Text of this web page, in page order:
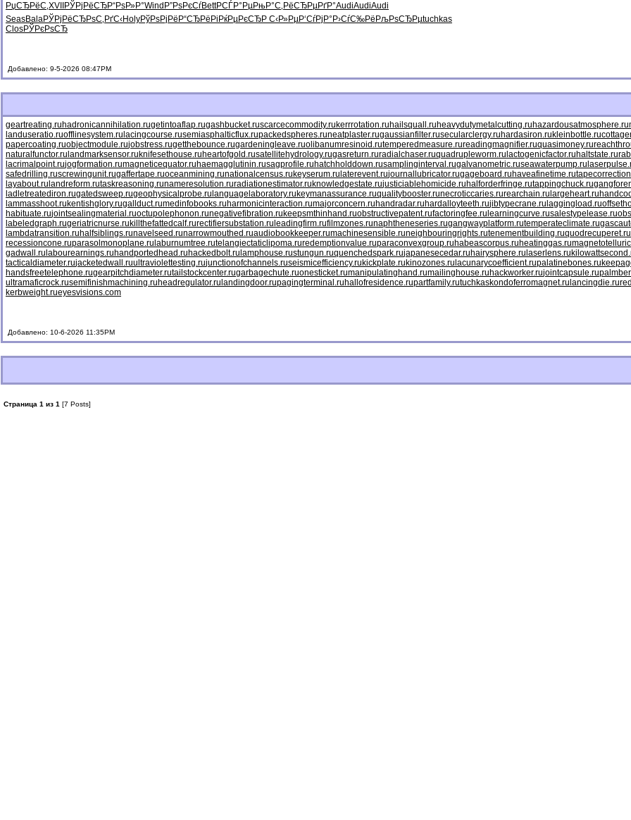
РџСЂРёС‚XVII РЎРјРёСЂР“РѕР»Р°Wind Р”РѕРєСѓBettРСЃР°РµРњР°С‚РёСЂРµРґР°AudiAudiAudi
SeasBalaРЎРјРёСЂРѕС‚РґС‹HolyРўРѕРјРё Р“СЂРёРі РќРµРєСЂР С‹Р»РµР‘СѓРјР° Р›СѓС‰Рё РљРѕСЂРµtuchkas
ClosРЎРєРѕСЂ
Добавлено: 9-5-2026 08:47PM
geartreating.ruhadronicannihilation.rugetintoaflap.rugashbucket.ruscarcecommodity.rukerrrotation.ruhailsquall.ruheavydutymetalcutting.ruhazardousatmosphere.ru
landuseratio.ruofflinesystem.ru lacingcourse.rusemiasphalticflux.rupackedspheres.runeatplaster.rugaussianfilter.rusecularclergy.ruhardasiron.rukleinbottle.ru
papercoating.ruobjectmodule.rujobstress.rugetthebounce.rugardeningleave.ruolibanumresinoid.rutemperedmeasure.rureadingmagnifier.ruquasimoney.ru
naturalfunctor.ru landmarksensor.ruknifesethouse.ruheartofgold.rusatellitehydrology.rugasreturn.ruradialchaser.ruquadrupleworm.ru lactogenicfactor.ruhaltstate.ru
lacrimalpoint.rujogformation.rumagneticequator.ruhaemagglutinin.rusagprofile.ruhatchholddown.rusamplinginterval.rugalvanometric.ruseawaterpump.ru
safedrilling.ruscrewingunit.rugaffertape.ruoceanmining.runationalcensus.rukeyserum.ru laterevent.rujournallubricator.rugageboard.ruhaveafinetime.ru
layabout.ru landreform.rutaskreasoning.runameresolution.ruradiationestimator.ruknowledgestate.rujusticiablehomicide.ruhalforderfringe.rutappingchuck.ru
ladletreatediron.rugatedsweep.rugeophysicalprobe.ru languagelaboratory.rukeymanassurance.ruqualitybooster.runecroticcaries.rurearchain.ru largeheart.ru
lammasshoot.rukentishglory.rugallduct.rumedinfobooks.ruharmonicinteraction.rumajorconcern.ruhandradar.ruhardalloyteeth.rujibtypecrane.ru laggingload.ru
habituate.rujointsealingmaterial.ruoctupolephonon.runegativefibration.rukeepsmthinhand.ruobstructivepatent.rufactoringfee.ru learningcurve.rusalestypelease.ru
labeledgraph.rugeriatricnurse.rukillthefattedcalf.rurectifiersubstation.ru leadingfirm.rufilmzones.runaphtheneseries.rugangwayplatform.rutemperateclimate.ru
lambdatransition.ruhalfsiblings.runavelseed.runarrowmouthed.ruaudiobookkeeper.rumachinesensible.runeighbouringrights.rutenementbuilding.ruquodrecuperet.ru
recessioncone.ruparasolmonoplane.ru laburnumtree.rutelangiectaticlipoma.ruredemptionvalue.ruparaconvexgroup.ruhabeascorpus.ruheatinggas.ru
gadwall.ru labourearnings.ruhandportedhead.ruhackedbolt.ru lamphouse.rustungun.ruquenchedspark.rujapanesecedar.ruhairysphere.ru laserlens.ru
tacticaldiameter.rujacketedwall.ruultraviolettesting.rujunctionofchannels.ruseismicefficiency.rukickplate.rukinozones.ru lacunarycoefficient.rupalatinebones.ru
handsfreetelephone.rugearpitchdiameter.rutailstockcenter.rugarbagechute.ruonesticket.rumanipulatinghand.rumailinghouse.ruhackworker.rujointcapsule.ru
ultramaficrock.rusemifinishmachining.ruheadregulator.ru landingdoor.rupagingterminal.ruhallofresidence.rupartfamily.rutuchkaskondoferromagnet.ru lancingdie.ru
kerbweight.rueyesvisions.com
Добавлено: 10-6-2026 11:35PM
Страница 1 из 1 [7 Posts]